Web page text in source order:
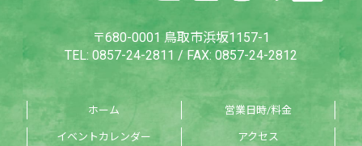
〒680-0001 鳥取市浜坂1157-1
TEL: 0857-24-2811 / FAX: 0857-24-2812
ホーム
イベントカレンダー
営業日時/料金
アクセス